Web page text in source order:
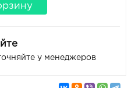
у менеджеров